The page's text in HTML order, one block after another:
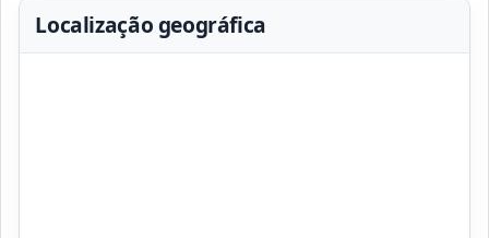
Localização geográfica